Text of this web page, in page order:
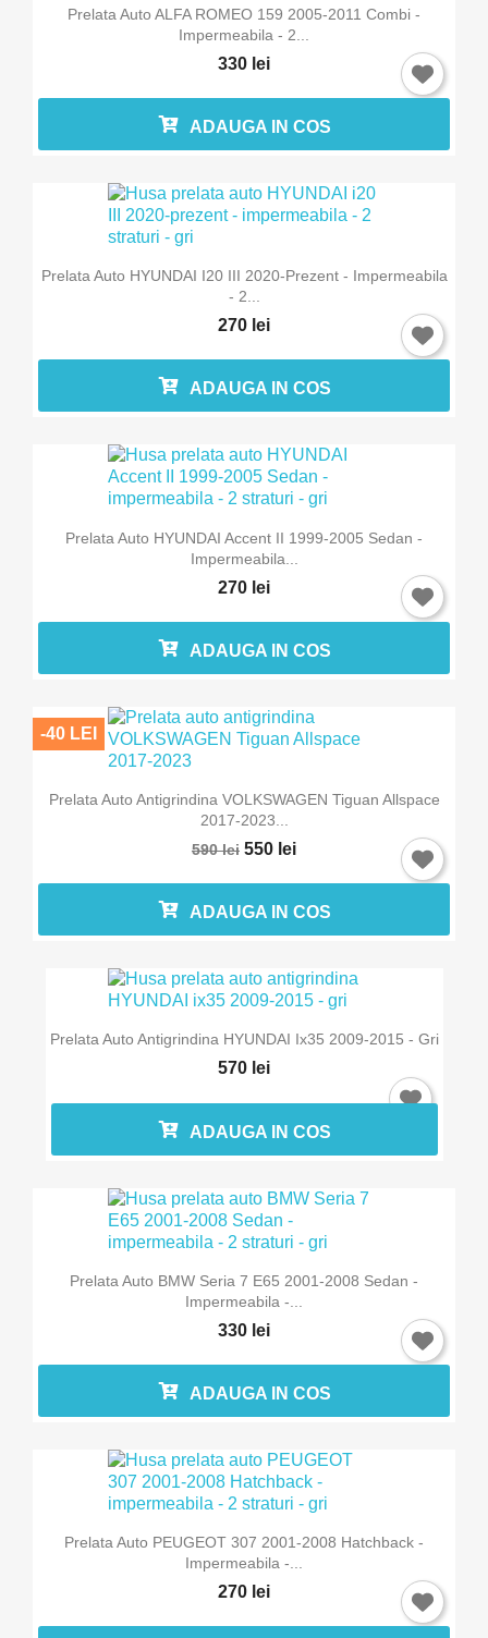
Prelata Auto ALFA ROMEO 159 2005-2011 Combi -
Impermeabila - 2...
330 lei
ADAUGA IN COS
Prelata Auto HYUNDAI I20 III 2020-Prezent - Impermeabila
- 2...
270 lei
ADAUGA IN COS
Prelata Auto HYUNDAI Accent II 1999-2005 Sedan -
Impermeabila...
270 lei
ADAUGA IN COS
Prelata Auto Antigrindina VOLKSWAGEN Tiguan Allspace
2017-2023...
590 lei 550 lei
-40 LEI
ADAUGA IN COS
Prelata Auto Antigrindina HYUNDAI Ix35 2009-2015 - Gri
570 lei
ADAUGA IN COS
Prelata Auto BMW Seria 7 E65 2001-2008 Sedan -
Impermeabila -...
330 lei
ADAUGA IN COS
Prelata Auto PEUGEOT 307 2001-2008 Hatchback -
Impermeabila -...
270 lei